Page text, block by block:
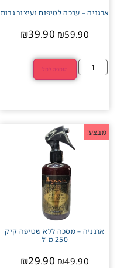
ארגניה – ערכה לטיפוח ועיצוב גבות
₪59.90
₪39.90
הוספה לסל
מבצע!
ארגניה – מסכה ללא שטיפה קיק
250 מ"ל
₪49.90
₪29.90